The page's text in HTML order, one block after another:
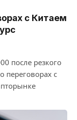
с Китаем
после резкого
переговорах с